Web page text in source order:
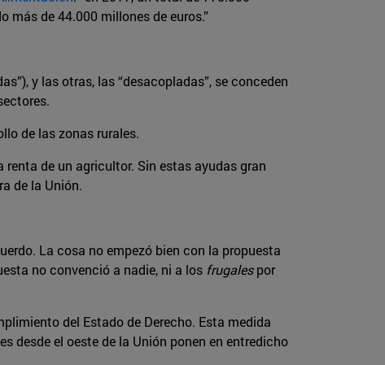
más de 44.000 millones de euros.”
y las otras, las “desacopladas”, se conceden
de las zonas rurales.
renta de un agricultor. Sin estas ayudas gran
de la Unión.
La cosa no empezó bien con la propuesta
no convenció a nadie, ni a los frugalespor
del Estado de Derecho. Esta medida
desde el oeste de la Unión ponen en entredicho